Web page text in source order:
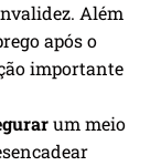
Além
após o
importante
um meio